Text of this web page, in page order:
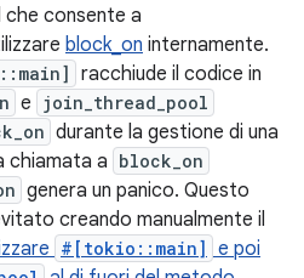
consente a
block_on internamente.
racchiude il codice in
e join_thread_pool
durante la gestione di una
chiamata a block_on
genera un panico. Questo
creando manualmente il
#[tokio::main] e poi